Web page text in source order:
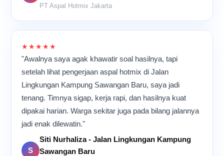
PT Aspal Hotmix Jakarta
★★★★★
"Awalnya saya agak khawatir soal hasilnya, tapi
setelah lihat pengerjaan aspal hotmix di Jalan
Lingkungan Kampung Sawangan Baru, saya jadi
tenang. Timnya sigap, kerja rapi, dan hasilnya kuat
dipakai harian. Warga sekitar juga pada bilang jalannya
jadi enak dilewatin."
S
Siti Nurhaliza - Jalan Lingkungan Kampung
Sawangan Baru